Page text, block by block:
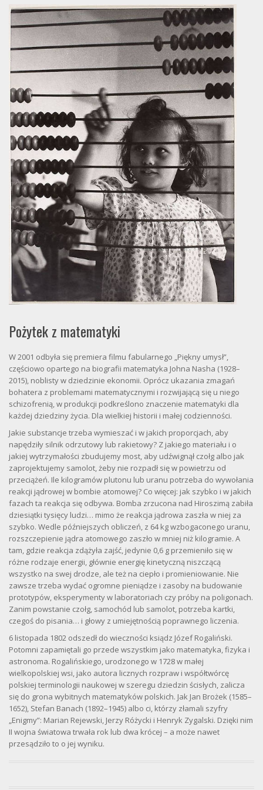
Pożytek z matematyki
W 2001 odbyła się premiera filmu fabularnego „Piękny umysł”,
częściowo opartego na biografii matematyka Johna Nasha (1928–
2015), noblisty w dziedzinie ekonomii. Oprócz ukazania zmagań
bohatera z problemami matematycznymi i rozwijającą się u niego
schizofrenią, w produkcji podkreślono znaczenie matematyki dla
każdej dziedziny życia. Dla wielkiej historii i małej codzienności.
Jakie substancje trzeba wymieszać i w jakich proporcjach, aby
napędziły silnik odrzutowy lub rakietowy? Z jakiego materiału i o
jakiej wytrzymałości zbudujemy most, aby udźwignął czołg albo jak
zaprojektujemy samolot, żeby nie rozpadł się w powietrzu od
przeciążeń. Ile kilogramów plutonu lub uranu potrzeba do wywołania
reakcji jądrowej w bombie atomowej? Co więcej: jak szybko i w jakich
fazach ta reakcja się odbywa. Bomba zrzucona nad Hiroszimą zabiła
dziesiątki tysięcy ludzi… mimo że reakcja jądrowa zaszła w niej za
szybko. Wedle późniejszych obliczeń, z 64 kg wzbogaconego uranu,
rozszczepienie jądra atomowego zaszło w mniej niż kilogramie. A
tam, gdzie reakcja zdążyła zajść, jedynie 0,6 g przemieniło się w
różne rodzaje energii, głównie energię kinetyczną niszczącą
wszystko na swej drodze, ale też na ciepło i promieniowanie. Nie
zawsze trzeba wydać ogromne pieniądze i zasoby na budowanie
prototypów, eksperymenty w laboratoriach czy próby na poligonach.
Zanim powstanie czołg, samochód lub samolot, potrzeba kartki,
czegoś do pisania… i głowy z umiejętnością poprawnego liczenia.
6 listopada 1802 odszedł do wieczności ksiądz Józef Rogaliński.
Potomni zapamiętali go przede wszystkim jako matematyka, fizyka i
astronoma. Rogalińskiego, urodzonego w 1728 w małej
wielkopolskiej wsi, jako autora licznych rozpraw i współtwórcę
polskiej terminologii naukowej w szeregu dziedzin ścisłych, zalicza
się do grona wybitnych matematyków polskich. Jak Jan Brożek (1585–
1652), Stefan Banach (1892–1945) albo ci, którzy złamali szyfry
„Enigmy”: Marian Rejewski, Jerzy Różycki i Henryk Zygalski. Dzięki nim
II wojna światowa trwała rok lub dwa krócej – a może nawet
przesądziło to o jej wyniku.